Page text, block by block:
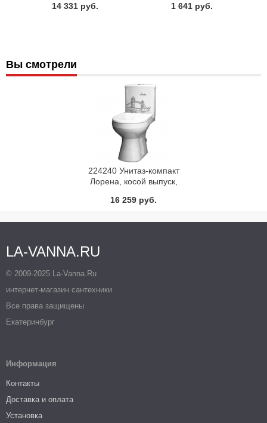
14 331 руб.
1 641 руб.
Вы смотрели
224240 Унитаз-компакт
Лорена, косой выпуск,
слива одноуровневый 6,5л, с
Лондон
16 259 руб.
LA-VANNA.RU
© 2009-2025 La-Vanna.Ru
интернет-магазин сантехники
Все права защищены
Екатеринбург
Информация
Контакты
Доставка и оплата
Установка